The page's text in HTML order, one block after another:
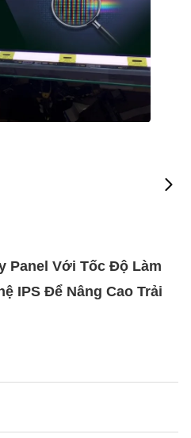
Panel Với Tốc Độ Làm
IPS Để Nâng Cao Trải